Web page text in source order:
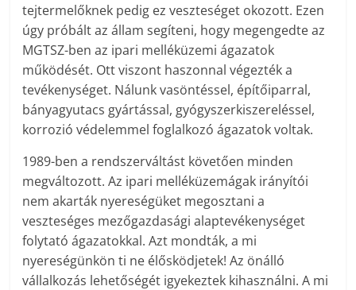
tejtermelőknek pedig ez veszteséget okozott. Ezen
úgy próbált az állam segíteni, hogy megengedte az
MGTSZ-ben az ipari melléküzemi ágazatok
működését. Ott viszont haszonnal végezték a
tevékenységet. Nálunk vasöntéssel, építőiparral,
bányagyutacs gyártással, gyógyszerkiszereléssel,
korrozió védelemmel foglalkozó ágazatok voltak.
1989-ben a rendszerváltást követően minden
megváltozott. Az ipari melléküzemágak irányítói
nem akarták nyereségüket megosztani a
veszteséges mezőgazdasági alaptevékenységet
folytató ágazatokkal. Azt mondták, a mi
nyereségünkön ti ne élősködjetek! Az önálló
vállalkozás lehetőségét igyekeztek kihasználni. A mi